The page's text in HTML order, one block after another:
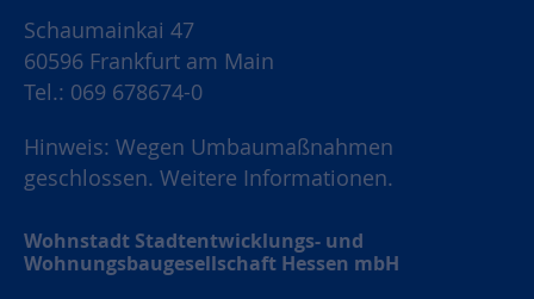
Schaumainkai 47
60596 Frankfurt am Main
Tel.: 069 678674-0
Hinweis: Wegen Umbaumaßnahmen
geschlossen. Weitere Informationen.
Wohnstadt Stadtentwicklungs- und
Wohnungsbaugesellschaft Hessen mbH